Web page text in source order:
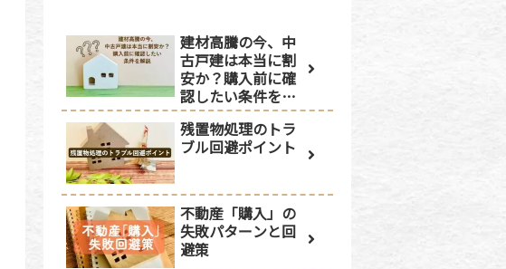
建材高騰の今、中
古戸建は本当に割
安か？購入前に確
認したい条件を解
説
残置物処理のトラ
ブル回避ポイント
不動産「購入」の
失敗パターンと回
避策